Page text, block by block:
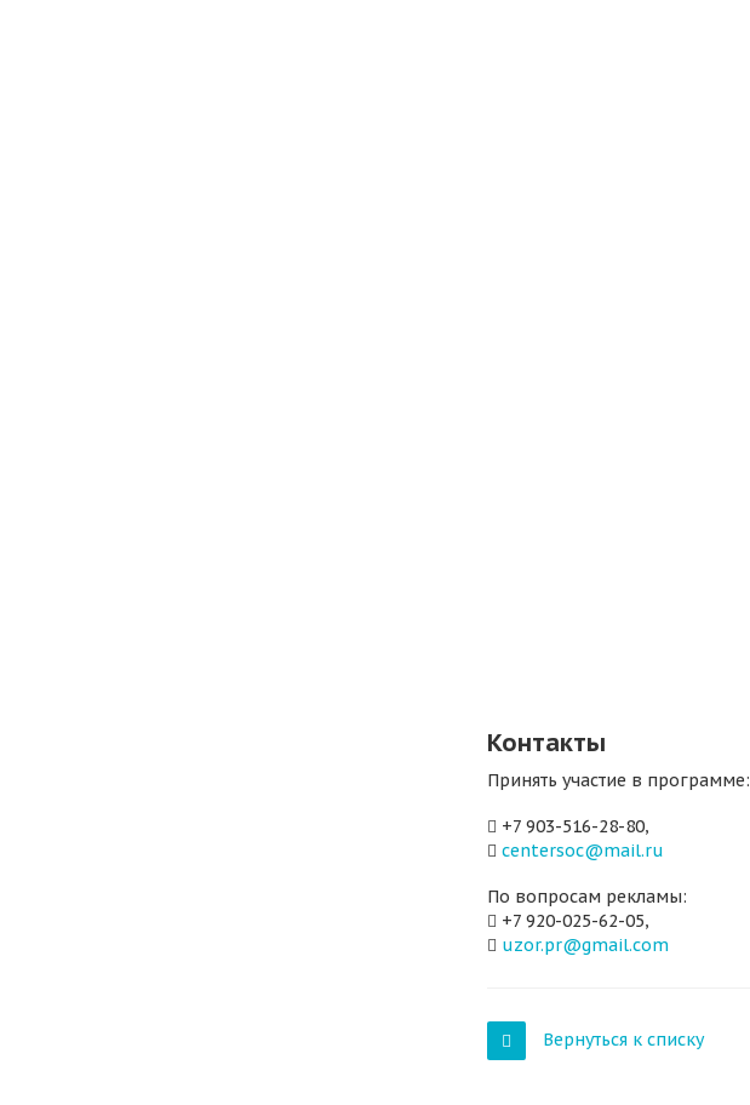
Контакты
Принять участие в программе:
+7 903-516-28-80,
centersoc@mail.ru
По вопросам рекламы:
+7 920-025-62-05,
uzor.pr@gmail.com
Вернуться к списку